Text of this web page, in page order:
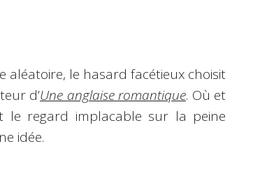
aléatoire, le hasard facétieux choisit
d’Une anglaise romantique. Où et
le regard implacable sur la peine
idée.